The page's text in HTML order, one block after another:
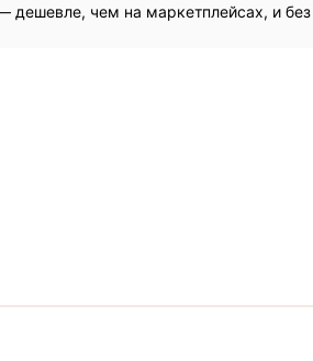
дешевле, чем на маркетплейсах, и